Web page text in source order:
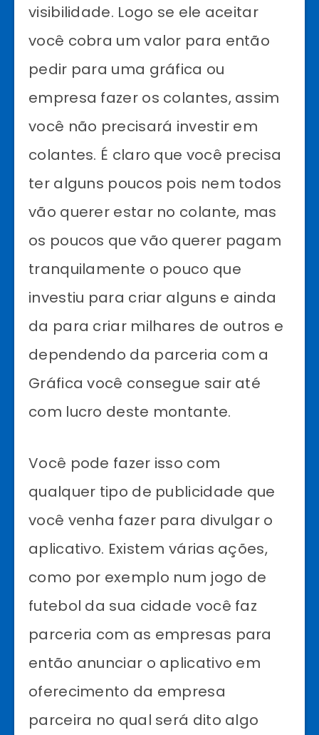
visibilidade. Logo se ele aceitar
você cobra um valor para então
pedir para uma gráfica ou
empresa fazer os colantes, assim
você não precisará investir em
colantes. É claro que você precisa
ter alguns poucos pois nem todos
vão querer estar no colante, mas
os poucos que vão querer pagam
tranquilamente o pouco que
investiu para criar alguns e ainda
da para criar milhares de outros e
dependendo da parceria com a
Gráfica você consegue sair até
com lucro deste montante.
Você pode fazer isso com
qualquer tipo de publicidade que
você venha fazer para divulgar o
aplicativo. Existem várias ações,
como por exemplo num jogo de
futebol da sua cidade você faz
parceria com as empresas para
então anunciar o aplicativo em
oferecimento da empresa
parceira no qual será dito algo